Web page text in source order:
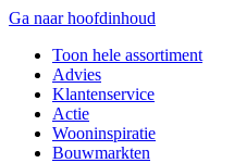
Ga naar hoofdinhoud
Toon hele assortiment
Advies
Klantenservice
Actie
Wooninspiratie
Bouwmarkten